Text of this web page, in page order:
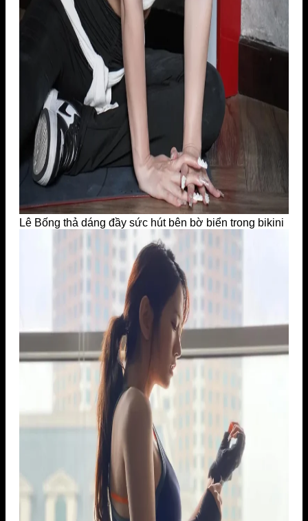
Lê Bống thả dáng đầy sức hút bên bờ biển trong bikini